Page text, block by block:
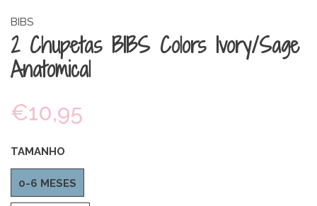
BIBS
2 Chupetas BIBS Colors Ivory/Sage
Anatomical
€10,95
TAMANHO
0-6 MESES